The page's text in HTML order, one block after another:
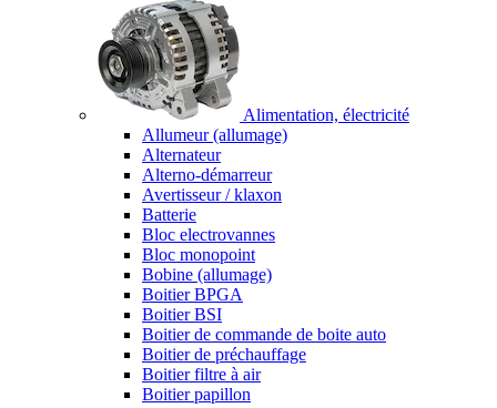
Alimentation, électricité
Allumeur (allumage)
Alternateur
Alterno-démarreur
Avertisseur / klaxon
Batterie
Bloc electrovannes
Bloc monopoint
Bobine (allumage)
Boitier BPGA
Boitier BSI
Boitier de commande de boite auto
Boitier de préchauffage
Boitier filtre à air
Boitier papillon